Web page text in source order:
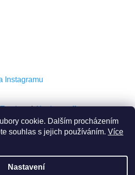
cookie. Dalším procházením
souhlas s jejich používáním. Více
Nastavení
Instagramu
Torah.cz Kosher-coffee.cz
Vytvořil Shoptet